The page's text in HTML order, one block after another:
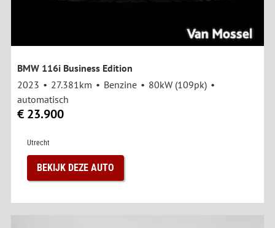
BMW 116i Business Edition
2023
27.381km Benzine
80kW (109pk)
automatisch
€ 23.900
Utrecht
BEKIJK DEZE AUTO